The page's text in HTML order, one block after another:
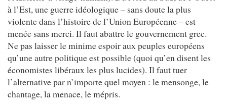
à l’Est, une guerre idéologique – sans doute la plus
violente dans l’histoire de l’Union Européenne – est
menée sans merci. Il faut abattre le gouvernement grec.
Ne pas laisser le minime espoir aux peuples européens
qu’une autre politique est possible (quoi qu’en disent les
économistes libéraux les plus lucides). Il faut tuer
l’alternative par n’importe quel moyen : le mensonge, le
chantage, la menace, le mépris.